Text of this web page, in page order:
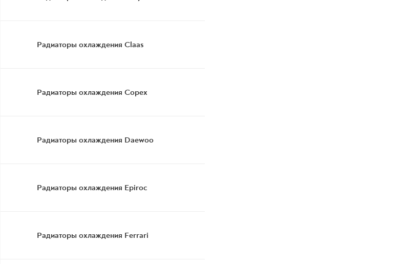
Радиаторы охлаждения Claas
Радиаторы охлаждения Copex
Радиаторы охлаждения Daewoo
Радиаторы охлаждения Epiroc
Радиаторы охлаждения Ferrari